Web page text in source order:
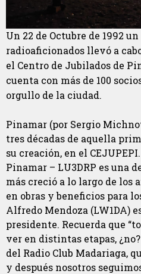
Un 22 de Octubre de 1992
radioaficionados llevó a
el Centro de Jubilados de
cuenta con más de 100
orgullo de la ciudad.
Pinamar (por Sergio
tres décadas de aquella
su creación, en el
Pinamar – LU3DRP es una
más creció a lo largo de los
en obras y beneficios para
Alfredo Mendoza (LW1DA)
presidente. Recuerda que
ver en distintas etapas,
del Radio Club Madariaga,
y después nosotros